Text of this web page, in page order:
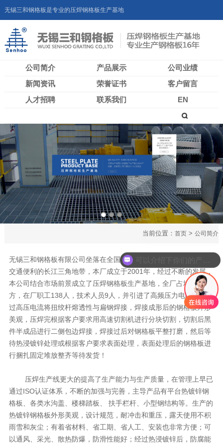
无锡三和钢格板是专业的压焊钢格板生产基地
公司简介 产品展示
公司业绩
新闻资讯
荣誉证书
客户留言
人才招聘
联系我们 EN
当前位置：首页 >公司简介
无锡三和钢格板有限公司坐落在全国知名的太湖之滨，地理位置处
交通便利的长江三角地带，本厂成立于2001年，经过不断的发展，
本公司结合市场前景成立了压焊钢格板生产基地，全厂占地1258平
方，在厂职工138人，技术人员9人，并引进了高频压力电阻焊，通
过高压电流将扭绞杆熔透性与扁钢焊接，焊接成形后的钢格板外形
美观，压焊完根据客户要求用高速切割机进行分块切割，切割后黑
件半成品进行二侧包边焊接，焊接过后对钢格板平整打磨，然后等
待热浸镀锌处理或根据客户要求表面处理，表面处理后的钢格板进
行捆扎固定堆放整齐等待发货！
压焊生产线更大的提高了生产能力与生产质量，在管理上早已
通过ISO认证体系，不断的加强与完善，主导产品有平台热镀锌钢
格板、各类水沟盖、楼梯踏板、 扶手栏杆、小型钢结构等。生产的
热镀锌钢格板外形美观，设计规范，耐冲击和重压，露天使用不积
雨雪和灰尘；有着省材料、省工期、省人工、安装也非常方便；可
以通风、采光、散热防爆，防滑性能好；经过热浸镀锌后，防腐能